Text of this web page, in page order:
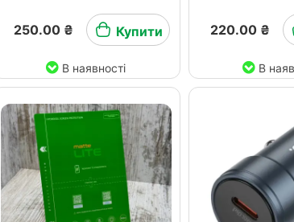
250.00 ₴ Купити
В наявності
220.00 ₴
В